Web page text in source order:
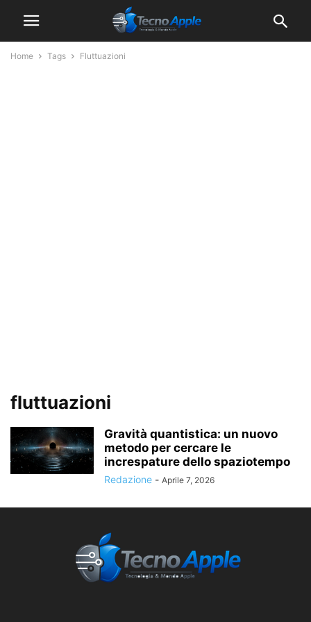
Home Tags Fluttuazioni
fluttuazioni
Gravità quantistica: un nuovo
metodo per cercare le
increspature dello spaziotempo
Redazione - Aprile 7, 2026